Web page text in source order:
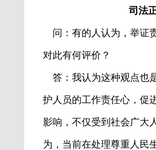
司法
问：有的人认为，举证
对此有何评价？
答：我认为这种观点也
护人员的工作责任心，促
影响，不仅受到社会广大
为，当前在处理尊重人民